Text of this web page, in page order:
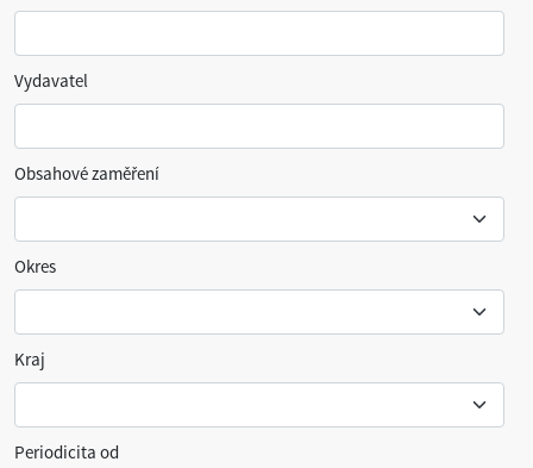
Vydavatel
Obsahové zaměření
Okres
Kraj
Periodicita od